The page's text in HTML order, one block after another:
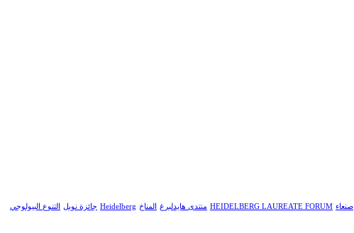
صنعاء HEIDELBERG LAUREATE FORUM منتدى هايدلبرغ المناخ Heidelberg جائزة نوبل
التنوع البيولوجي